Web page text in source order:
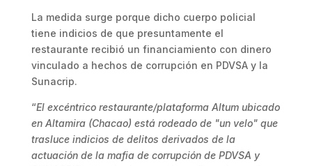
La medida surge porque dicho cuerpo policial
tiene indicios de que presuntamente el
restaurante recibió un financiamiento con dinero
vinculado a hechos de corrupción en PDVSA y la
Sunacrip.
“El excéntrico restaurante/plataforma Altum ubicado
en Altamira (Chacao) está rodeado de "un velo" que
trasluce indicios de delitos derivados de la
actuación de la mafia de corrupción de PDVSA y